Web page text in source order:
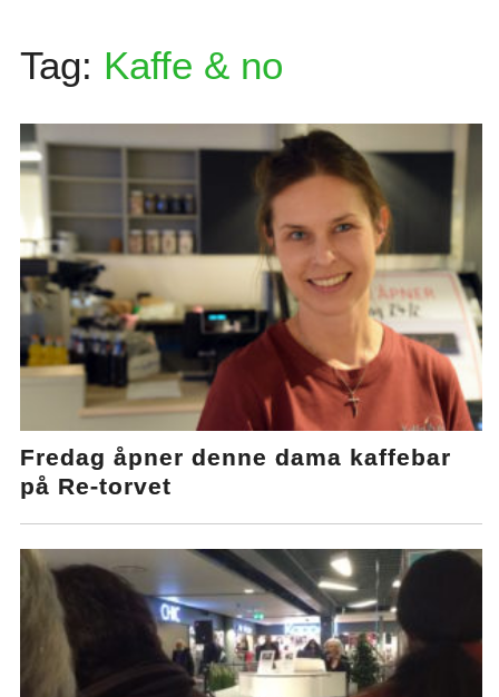
Tag: Kaffe & no
Fredag åpner denne dama kaffebar
på Re-torvet